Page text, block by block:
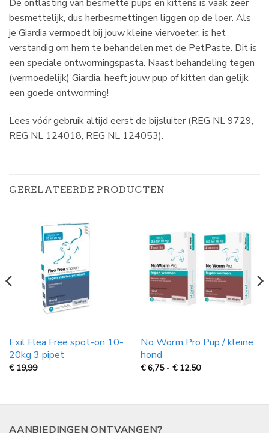
De ontlasting van besmette pups en kittens is vaak zeer
besmettelijk, dus herbesmettingen liggen op de loer. Als
je Giardia vermoedt bij jouw kleine viervoeter, is het
verstandig om hem te behandelen met de PetPaste. Dit is
een speciale ontwormingspasta. Naast behandeling tegen
(vermoedelijk) Giardia, heeft jouw pup of kitten dan gelijk
een goede ontworming!
Lees vóór gebruik altijd eerst de bijsluiter (REG NL 9729,
REG NL 124018, REG NL 124053).
GERELATEERDE PRODUCTEN
Exil Flea Free spot-on 10-
20kg 3 pipet
€ 19,99
No Worm Pro Pup / kleine
hond
€6,75 - € 12,50Prijsklasse:
12,50
AANBIEDINGEN ONTVANGEN?